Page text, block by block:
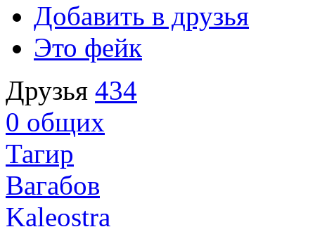
Добавить в друзья
Это фейк
Друзья 434
0 общих
Тагир
Вагабов
Kaleostra